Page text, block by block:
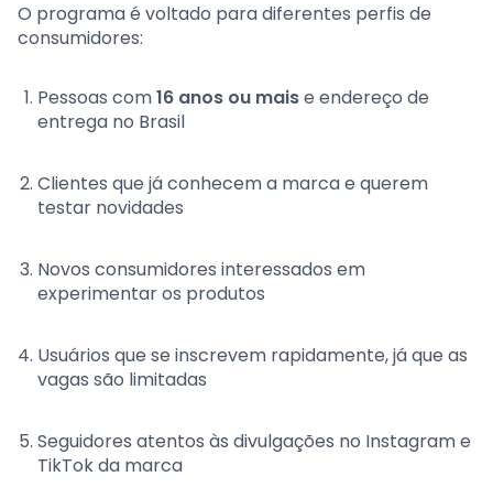
O programa é voltado para diferentes perfis de
consumidores:
Pessoas com16 anos ou maise endereço de
entrega no Brasil
Clientes que já conhecem a marca e querem
testar novidades
Novos consumidores interessados em
experimentar os produtos
Usuários que se inscrevem rapidamente, já que as
vagas são limitadas
Seguidores atentos às divulgações no Instagram e
TikTok da marca